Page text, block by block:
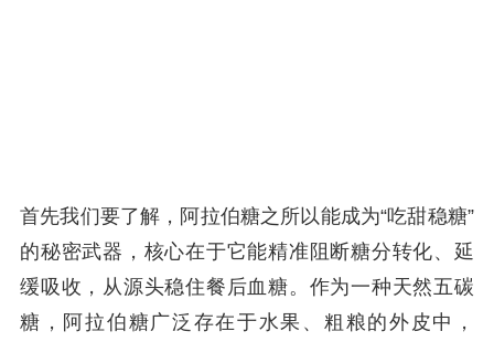
首先我们要了解，阿拉伯糖之所以能成为“吃甜稳糖”
的秘密武器，核心在于它能精准阻断糖分转化、延
缓吸收，从源头稳住餐后血糖。作为一种天然五碳
糖，阿拉伯糖广泛存在于水果、粗粮的外皮中，